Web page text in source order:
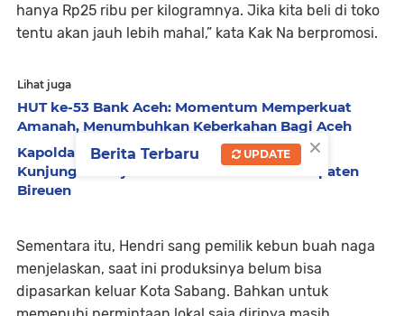
hanya Rp25 ribu per kilogramnya. Jika kita beli di toko
tentu akan jauh lebih mahal,” kata Kak Na berpromosi.
Lihat juga
HUT ke-53 Bank Aceh: Momentum Memperkuat
Amanah, Menumbuhkan Keberkahan Bagi Aceh
Kapolda Aceh Bersama Forkopimda Sambut
Kunjungan Kerja Wakil Presiden RI di Kabupaten
Bireuen
Sementara itu, Hendri sang pemilik kebun buah naga
menjelaskan, saat ini produksinya belum bisa
dipasarkan keluar Kota Sabang. Bahkan untuk
×
Berita Terbaru UPDATE